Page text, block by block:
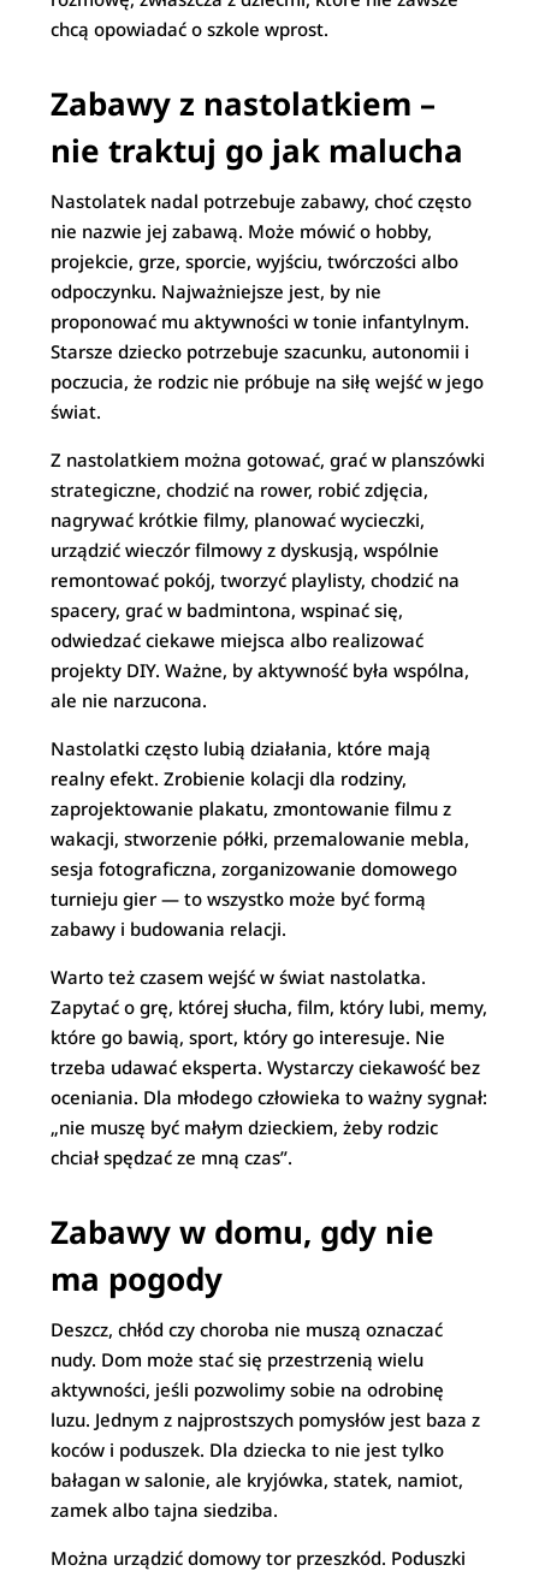
chcą opowiadać o szkole wprost.
Zabawy z nastolatkiem –
nie traktuj go jak malucha
Nastolatek nadal potrzebuje zabawy, choć często
nie nazwie jej zabawą. Może mówić o hobby,
projekcie, grze, sporcie, wyjściu, twórczości albo
odpoczynku. Najważniejsze jest, by nie
proponować mu aktywności w tonie infantylnym.
Starsze dziecko potrzebuje szacunku, autonomii i
poczucia, że rodzic nie próbuje na siłę wejść w jego
świat.
Z nastolatkiem można gotować, grać w planszówki
strategiczne, chodzić na rower, robić zdjęcia,
nagrywać krótkie filmy, planować wycieczki,
urządzić wieczór filmowy z dyskusją, wspólnie
remontować pokój, tworzyć playlisty, chodzić na
spacery, grać w badmintona, wspinać się,
odwiedzać ciekawe miejsca albo realizować
projekty DIY. Ważne, by aktywność była wspólna,
ale nie narzucona.
Nastolatki często lubią działania, które mają
realny efekt. Zrobienie kolacji dla rodziny,
zaprojektowanie plakatu, zmontowanie filmu z
wakacji, stworzenie półki, przemalowanie mebla,
sesja fotograficzna, zorganizowanie domowego
turnieju gier — to wszystko może być formą
zabawy i budowania relacji.
Warto też czasem wejść w świat nastolatka.
Zapytać o grę, której słucha, film, który lubi, memy,
które go bawią, sport, który go interesuje. Nie
trzeba udawać eksperta. Wystarczy ciekawość bez
oceniania. Dla młodego człowieka to ważny sygnał:
„nie muszę być małym dzieckiem, żeby rodzic
chciał spędzać ze mną czas”.
Zabawy w domu, gdy nie
ma pogody
Deszcz, chłód czy choroba nie muszą oznaczać
nudy. Dom może stać się przestrzenią wielu
aktywności, jeśli pozwolimy sobie na odrobinę
luzu. Jednym z najprostszych pomysłów jest baza z
koców i poduszek. Dla dziecka to nie jest tylko
bałagan w salonie, ale kryjówka, statek, namiot,
zamek albo tajna siedziba.
Można urządzić domowy tor przeszkód. Poduszki